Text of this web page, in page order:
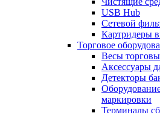
USB Hub
Сетевой
Картридеры
Торговое
Весы
Аксессуары
Детекторы
маркировки
Терминалы